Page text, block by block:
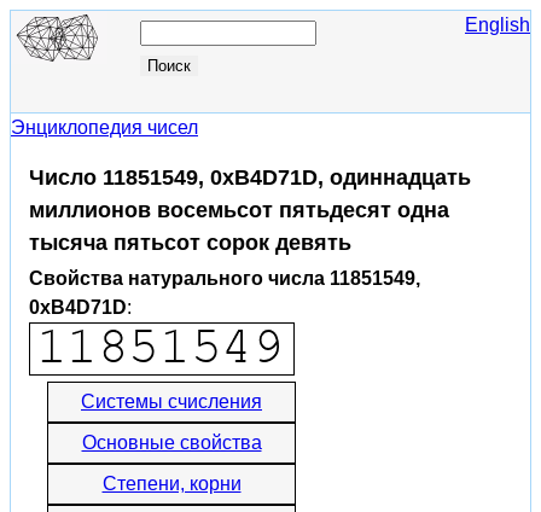
English
Энциклопедия чисел
Число 11851549, 0xB4D71D, одиннадцать
миллионов восемьсот пятьдесят одна
тысяча пятьсот сорок девять
Свойства натурального числа 11851549,
0xB4D71D:
Системы счисления
Основные свойства
Степени, корни